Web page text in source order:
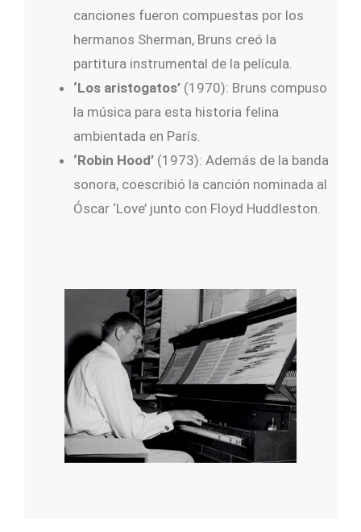
canciones fueron compuestas por los
hermanos Sherman, Bruns creó la
partitura instrumental de la película.
‘Los aristogatos’ (1970): Bruns compuso
la música para esta historia felina
ambientada en París.
‘Robin Hood’ (1973): Además de la banda
sonora, coescribió la canción nominada al
Óscar ‘Love’ junto con Floyd Huddleston.